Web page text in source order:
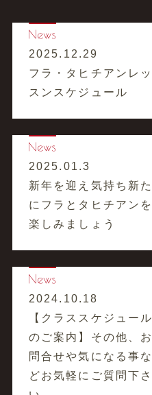
2025.12.29
フラ・タヒチアンレッ
スンスケジュール
2025.01.3
新年を迎え気持ち新た
にフラとタヒチアンを
楽しみましょう
2024.10.18
【クラススケジュール
のご案内】その他、お
問合せや気になる事な
どお気軽にご質問下さ